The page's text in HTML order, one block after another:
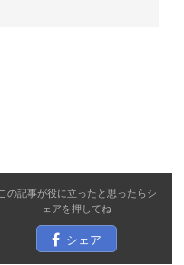
この記事が役に立ったと思ったらシ
ェアを押してね
シェア